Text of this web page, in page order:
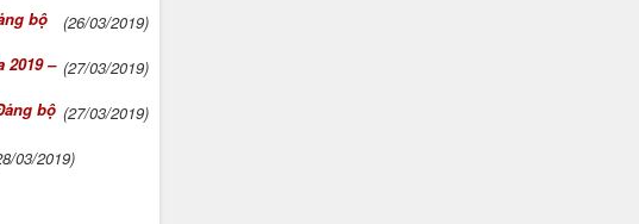
bộ
(26/03/2019)
– (27/03/2019)
bộ (27/03/2019)
03/2019)